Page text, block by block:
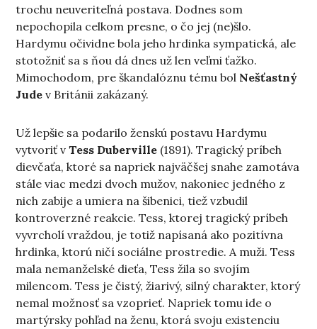
trochu neuveriteľná postava. Dodnes som
nepochopila celkom presne, o čo jej (ne)šlo.
Hardymu očividne bola jeho hrdinka sympatická, ale
stotožniť sa s ňou dá dnes už len veľmi ťažko.
Mimochodom, pre škandalóznu tému bol Nešťastný
Jude v Británii zakázaný.
Už lepšie sa podarilo ženskú postavu Hardymu
vytvoriť vTess Duberville (1891). Tragický príbeh
dievčaťa, ktoré sa napriek najväčšej snahe zamotáva
stále viac medzi dvoch mužov, nakoniec jedného z
nich zabije a umiera na šibenici, tiež vzbudil
kontroverzné reakcie. Tess, ktorej tragický príbeh
vyvrcholí vraždou, je totiž napísaná ako pozitívna
hrdinka, ktorú ničí sociálne prostredie. A muži. Tess
mala nemanželské dieťa, Tess žila so svojím
milencom. Tess je čistý, žiarivý, silný charakter, ktorý
nemal možnosť sa vzoprieť. Napriek tomu ide o
martýrsky pohľad na ženu, ktorá svoju existenciu